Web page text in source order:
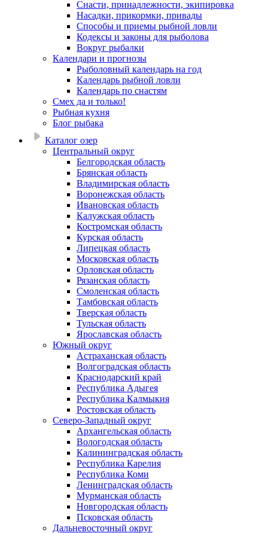
Снасти, принадлежности, экипировка
Насадки, прикормки, привады
Способы и приемы рыбной ловли
Кодексы и законы для рыболова
Вокруг рыбалки
Календари и прогнозы
Рыболовный календарь на год
Календарь рыбной ловли
Календарь по снастям
Смех да и только!
Рыбная кухня
Блог рыбака
Каталог озер
Центральный округ
Белгородская область
Брянская область
Владимирская область
Воронежская область
Ивановская область
Калужская область
Костромская область
Курская область
Липецкая область
Московская область
Орловская область
Рязанская область
Смоленская область
Тамбовская область
Тверская область
Тульская область
Ярославская область
Южный округ
Астраханская область
Волгоградская область
Краснодарский край
Республика Адыгея
Республика Калмыкия
Ростовская область
Северо-Западный округ
Архангельская область
Вологодская область
Калининградская область
Республика Карелия
Республика Коми
Ленинградская область
Мурманская область
Новгородская область
Псковская область
Дальневосточный округ